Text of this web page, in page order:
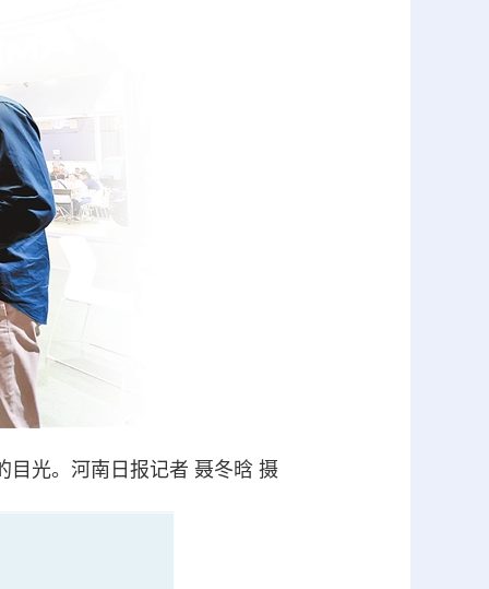
目光。河南日报记者 聂冬晗 摄